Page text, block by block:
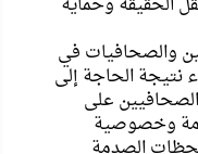
والصحافيات في
نتيجة الحاجة إلى
على
وخصوصية